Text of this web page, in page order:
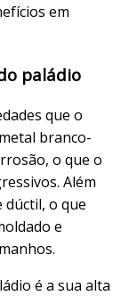
em
paládio
que o
branco-
o que o
Além
dúctil, o que
e
é a sua alta